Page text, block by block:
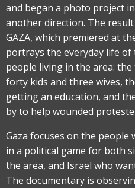
and began a photo project
another direction. The
GAZA, which premiered at
portrays the everyday life
people living in the area:
forty kids and three wives,
getting an education, and
by to help wounded
Gaza focuses on the people
in a political game for both
the area, and Israel who
The documentary is